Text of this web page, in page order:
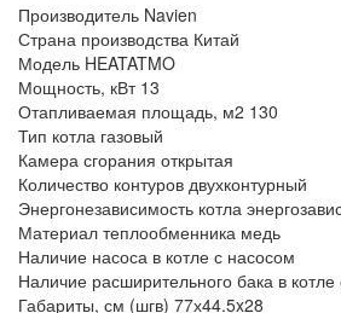
Производитель Navien
Страна производства Китай
Модель HEATATMO
Мощность, кВт 13
Отапливаемая площадь, м2 130
Тип котла газовый
Камера сгорания открытая
Количество контуров двухконтурный
Энергонезависимость котла
Материал теплообменника медь
Наличие насоса в котле с насосом
Наличие расширительного бака в котле
Габариты, см (шгв) 77х44.5x28